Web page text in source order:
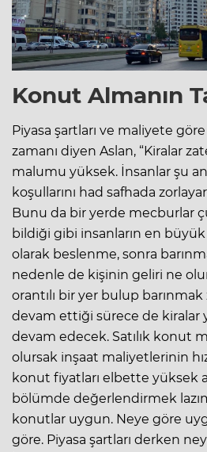
Konut Almanın
Piyasa şartları ve maliyete
zamanı diyen Aslan, “Kiralar
malumu yüksek. İnsanlar şu
koşullarını had safhada
Bunu da bir yerde mecburlar
bildiği gibi insanların en
olarak beslenme, sonra
nedenle de kişinin geliri ne
orantılı bir yer bulup
devam ettiği sürece de kiralar
devam edecek. Satılık konut
olursak inşaat maliyetlerinin
konut fiyatları elbette yüksek
bölümde değerlendirmek
konutlar uygun. Neye göre
göre. Piyasa şartları derken